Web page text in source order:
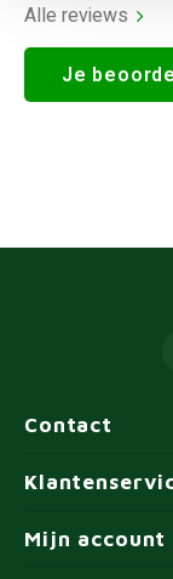
Alle reviews
Je
Contact
Mijn account